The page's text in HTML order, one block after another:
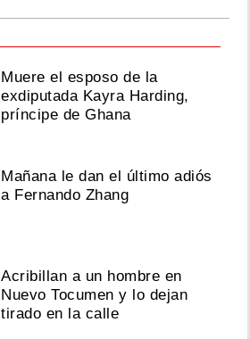
Muere el esposo de la
exdiputada Kayra Harding,
príncipe de Ghana
Mañana le dan el último adiós
a Fernando Zhang
Acribillan a un hombre en
Nuevo Tocumen y lo dejan
tirado en la calle